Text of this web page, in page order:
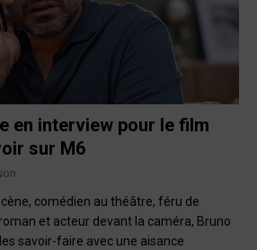
en interview pour le film
sur M6
comédien au théâtre, féru de
et acteur devant la caméra, Bruno
savoir-faire avec une aisance